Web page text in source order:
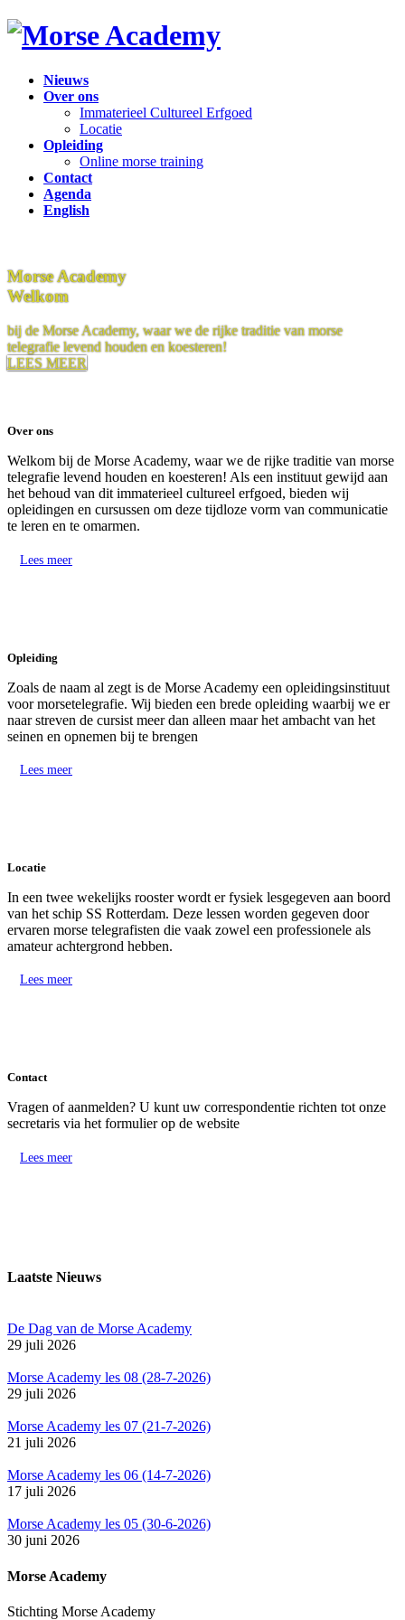
Ga
naar
inhoud
Ga
naar
navigatieNieuws
Over ons
Immaterieel Cultureel Erfgoed
Locatie
Opleiding
Online morse training
Contact
Agenda
English
Morse Academy
Welkom
bij de Morse Academy, waar we de rijke traditie van morse
telegrafie levend houden en koesteren!
LEES MEER
Over ons
Welkom bij de Morse Academy, waar we de rijke traditie van morse
telegrafie levend houden en koesteren! Als een instituut gewijd aan
het behoud van dit immaterieel cultureel erfgoed, bieden wij
opleidingen en cursussen om deze tijdloze vorm van communicatie
te leren en te omarmen.
Lees meer
Opleiding
Zoals de naam al zegt is de Morse Academy een opleidingsinstituut
voor morsetelegrafie. Wij bieden een brede opleiding waarbij we er
naar streven de cursist meer dan alleen maar het ambacht van het
seinen en opnemen bij te brengen
Lees meer
Locatie
In een twee wekelijks rooster wordt er fysiek lesgegeven aan boord
van het schip SS Rotterdam. Deze lessen worden gegeven door
ervaren morse telegrafisten die vaak zowel een professionele als
amateur achtergrond hebben.
Lees meer
Contact
Vragen of aanmelden? U kunt uw correspondentie richten tot onze
secretaris via het formulier op de website
Lees meer
Laatste Nieuws
De Dag van de Morse Academy
29 juli 2026
Morse Academy les 08 (28-7-2026)
29 juli 2026
Morse Academy les 07 (21-7-2026)
21 juli 2026
Morse Academy les 06 (14-7-2026)
17 juli 2026
Morse Academy les 05 (30-6-2026)
30 juni 2026
Morse Academy
Stichting Morse Academy